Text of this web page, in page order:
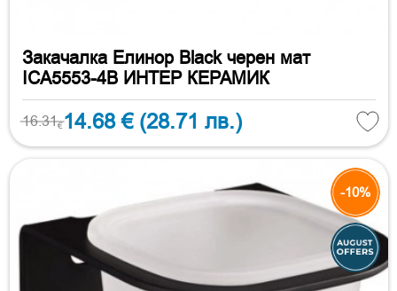
Закачалка Елинор Black черен мат
ICA5553-4B ИНТЕР КЕРАМИК
16.31€14.68 € (28.71 лв.)
-10%